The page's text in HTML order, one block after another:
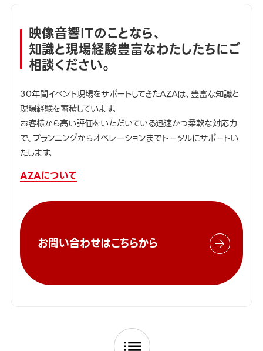
映像音響ITのことなら、
知識と現場経験豊富なわたしたちにご
相談ください。
30年間イベント現場をサポートしてきたAZAは、豊富な知識と
現場経験を蓄積しています。
お客様から高い評価をいただいている迅速かつ柔軟な対応力
で、プランニングからオペレーションまでトータルにサポートい
たします。
AZAについて
お問い合わせはこちらから